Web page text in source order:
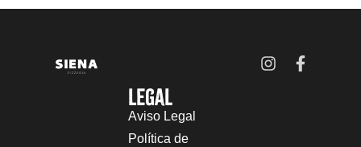
Legal
Aviso Legal
Política de